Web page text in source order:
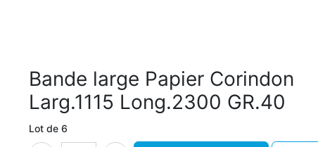
Bande large Papier Corindon
Larg.1115 Long.2300 GR.40
Lot de 6